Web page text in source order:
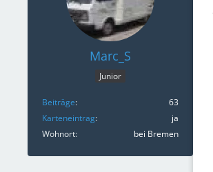
Marc_S
Junior
Beiträge
63
Karteneintrag
ja
Wohnort
bei Bremen